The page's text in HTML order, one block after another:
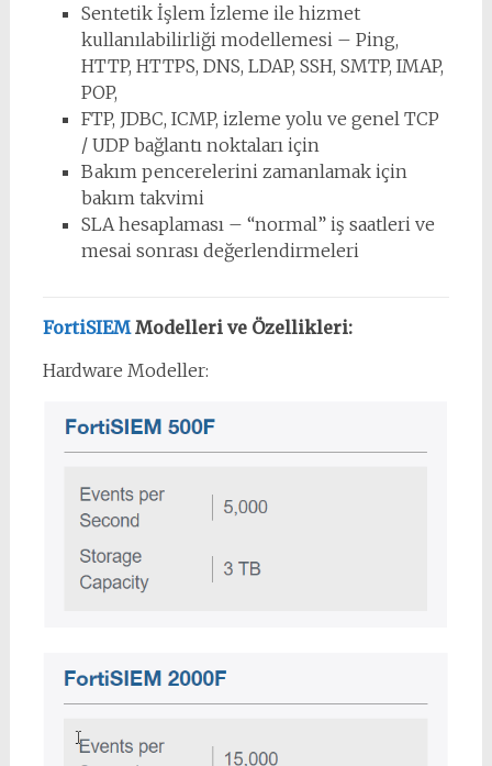
Sentetik İşlem İzleme ile hizmet
kullanılabilirliği modellemesi – Ping,
HTTP, HTTPS, DNS, LDAP, SSH, SMTP, IMAP,
POP,
FTP, JDBC, ICMP, izleme yolu ve genel TCP
/ UDP bağlantı noktaları için
Bakım pencerelerini zamanlamak için
bakım takvimi
SLA hesaplaması – “normal” iş saatleri ve
mesai sonrası değerlendirmeleri
FortiSIEMModelleri ve Özellikleri:
Hardware Modeller: